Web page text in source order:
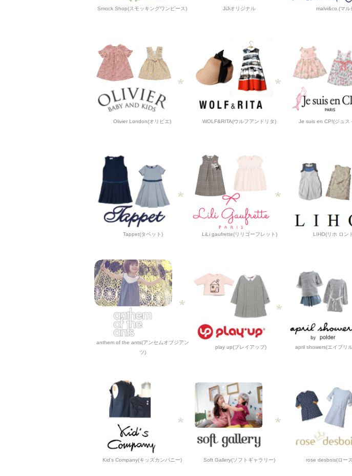
Smock Shop(スモッキングワンピース) JiJiオリジナル malvi&co.(マル
Olivier London(オリビエ) WOLF&RITA(ウルフアンドリタ) Je suis en CP!(ジュス
Tappet(タペット) LiLi gaufrette(リリゴーフレット) LIHO(リホ ロン
anthem of the ants(アンセムオブジアン
ツ)
play up(プレイアップ) april showers(エイプリ
Kid's Company(キッズカンパニー) Soft Gallery(ソフトギャラリー) rose desbois(ロー